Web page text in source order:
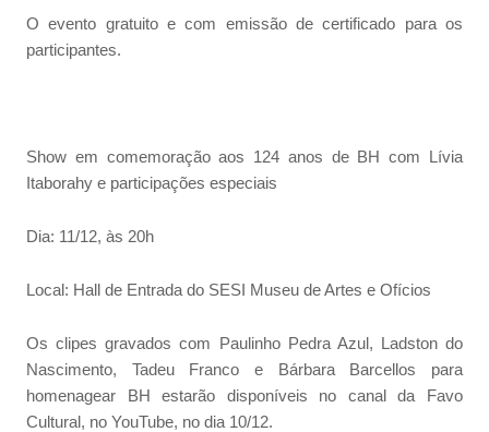
O evento gratuito e com emissão de certificado para os
participantes.
Show em comemoração aos 124 anos de BH com Lívia
Itaborahy e participações especiais
Dia: 11/12, às 20h
Local: Hall de Entrada do SESI Museu de Artes e Ofícios
Os clipes gravados com Paulinho Pedra Azul, Ladston do
Nascimento, Tadeu Franco e Bárbara Barcellos para
homenagear BH estarão disponíveis no canal da Favo
Cultural, no YouTube, no dia 10/12.